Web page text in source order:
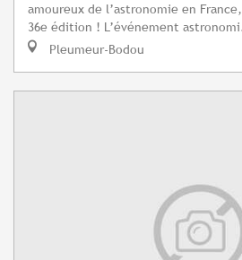
amoureux de l’astronomie en
36e édition ! L’événement
Pleumeur-Bodou